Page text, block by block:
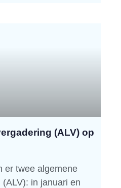
(ALV) op
er twee algemene
(ALV): in januari en